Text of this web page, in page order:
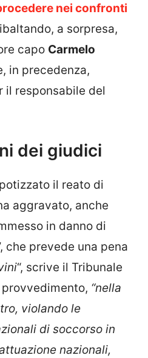
nei confronti
a sorpresa,
capo Carmelo
in precedenza,
il responsabile del
dei giudici
il reato di
aggravato, anche
in danno di
che prevede una pena
“, scrive il Tribunale
“nella
violando le
di soccorso in
nazionali,